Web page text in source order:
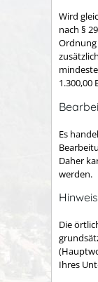
Wird
nach §
1.300,00
Es
Daher
werden.
Die
Ihres